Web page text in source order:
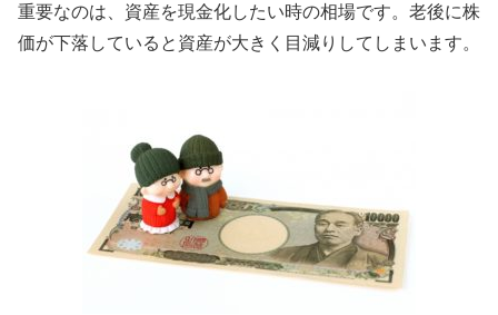
重要なのは、資産を現金化したい時の相場です。老後に株
価が下落していると資産が大きく目減りしてしまいます。